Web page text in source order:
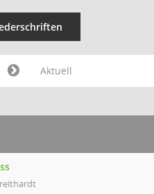
Aktuell